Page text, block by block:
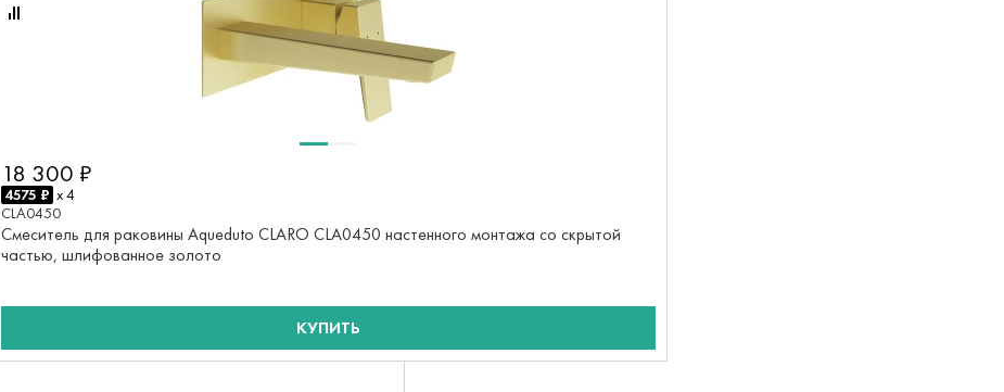
18 300 ₽
4575 ₽ x 4
CLA0450
Смеситель для раковины Aqueduto CLARO CLA0450 настенного монтажа со скрытой
частью, шлифованное золото
КУПИТЬ